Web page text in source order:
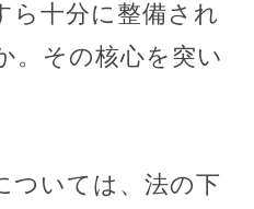
ら十分に整備され
。その核心を突い
ついては、法の下